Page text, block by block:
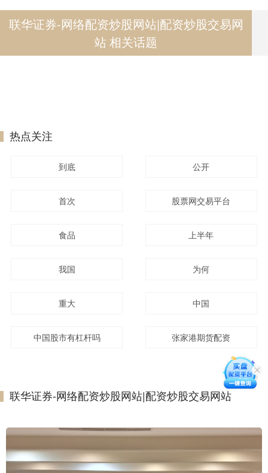
联华证券-网络配资炒股网站|配资炒股交易网
站 相关话题
热点关注
到底 公开
首次 股票网交易平台
食品 上半年
我国 为何
重大 中国
中国股市有杠杆吗 张家港期货配资
联华证券-网络配资炒股网站|配资炒股交易网站